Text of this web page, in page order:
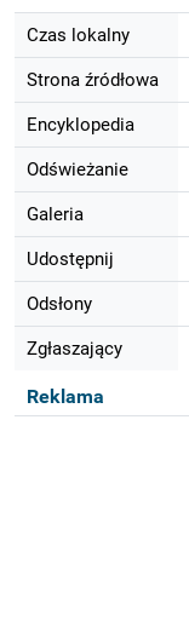
Czas lokalny
Strona źródłowa
Encyklopedia
Odświeżanie
Galeria
Udostępnij
Odsłony
Zgłaszający
Reklama